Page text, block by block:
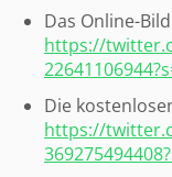
Das Online-
https://
Die
https://